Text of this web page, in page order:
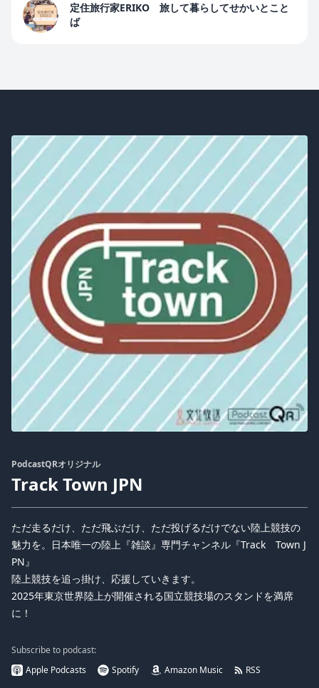
定住旅行家ERIKO 旅して暮らしてせかいとこと
ば
PodcastQRオリジナル
Track Town JPN
ただ走るだけ、ただ飛ぶだけ、ただ投げるだけでない陸上競技の
魅力を。日本唯一の陸上『雑談』専門チャンネル『Track Town J
PN』
陸上競技を追っ掛け、応援していきます。
2025年東京世界陸上が開催される国立競技場のスタンドを満席
に！
Subscribe to podcast:
Apple Podcasts
Spotify Amazon Music RSS